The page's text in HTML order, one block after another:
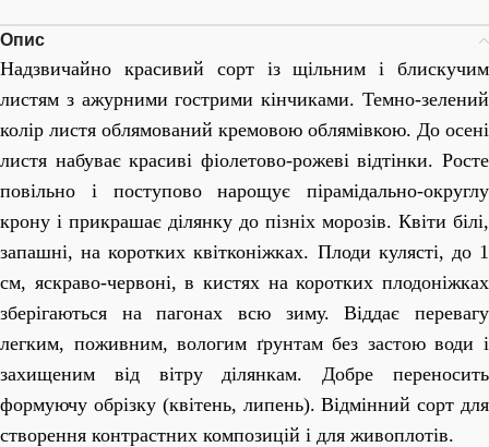
Опис
Надзвичайно красивий сорт із щільним і блискучим
листям з ажурними гострими кінчиками. Темно-зелений
колір листя облямований кремовою облямівкою. До осені
листя набуває красиві фіолетово-рожеві відтінки. Росте
повільно і поступово нарощує пірамідально-округлу
крону і прикрашає ділянку до пізніх морозів. Квіти білі,
запашні, на коротких квітконіжках. Плоди кулясті, до 1
см, яскраво-червоні, в кистях на коротких плодоніжках
зберігаються на пагонах всю зиму. Віддає перевагу
легким, поживним, вологим ґрунтам без застою води і
захищеним від вітру ділянкам. Добре переносить
формуючу обрізку (квітень, липень). Відмінний сорт для
створення контрастних композицій і для живоплотів.